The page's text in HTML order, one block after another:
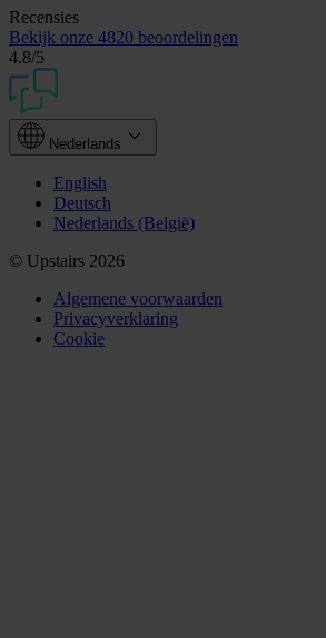
Recensies
Bekijk onze 4820 beoordelingen
4.8/5
Nederlands
English
Deutsch
Nederlands (België)
© Upstairs 2026
Algemene voorwaarden
Privacyverklaring
Cookie